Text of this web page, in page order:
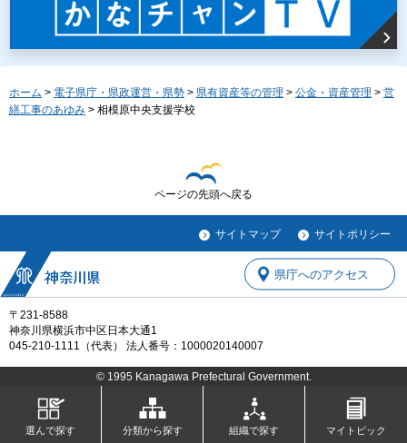
ホーム > 電子県庁・県政運営・県勢 > 県有資産等の管理 > 公金・資産管理 > 営
繕工事のあゆみ > 相模原中央支援学校
ページの先頭へ戻る
サイトマップ サイトポリシー
〒231-8588
神奈川県横浜市中区日本大通1
045-210-1111（代表） 法人番号：1000020140007
県庁へのアクセス
© 1995 Kanagawa Prefectural Government.
選んで探す 分類から探す 組織で探す マイトピック